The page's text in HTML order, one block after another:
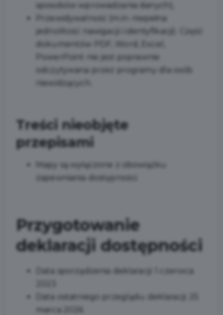
sposobów wprowadzania danych),
Przewidywalność (m.in. niepełna
jednolitość nawigacji i identyfikacji). Część
dokumentów PDF, Word, Excel,
PowerPoint nie jest poprawnie
odczytywana przez programy dla osób
niewidzących.
Treści nieobjęte
przepisami
Mapy są wyłączone z obowiązku
zapewniania dostępności.
Przygotowanie
deklaracji dostępności
Data sporządzenia deklaracji:
1 czerwca
Data ostatniego przeglądu deklaracji:
marca 2026